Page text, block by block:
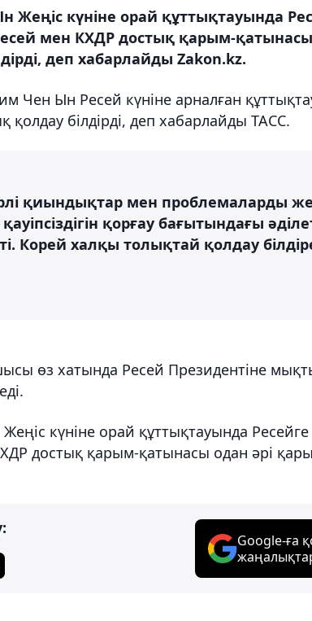
күніне орай құттықтауында
мен КХДР достық қарым-
деп хабарлайды Zakon.kz.
Чен Ын Ресей күніне арналған
білдірді, деп хабарлайды ТАСС.
қиындықтар мен проблемаларды
қорғау бағытындағы
Корей халқы толықтай қолдау
өз хатында Ресей Президентіне
күніне орай құттықтауында Ресейге
достық қарым-қатынасы одан әрі
Google-ға